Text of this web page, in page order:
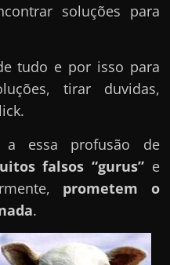
soluções para
tudo e por isso para
tirar duvidas,
a essa profusão de
falsos “gurus”e
prometem o
.